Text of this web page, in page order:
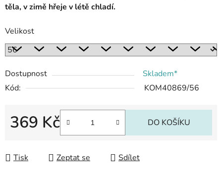
těla, v zimě hřeje v létě chladí.
Velikost
Dostupnost
Skladem*
Kód:
KOM40869/56
369 Kč DO KOŠÍKU
Tisk Zeptat se Sdílet